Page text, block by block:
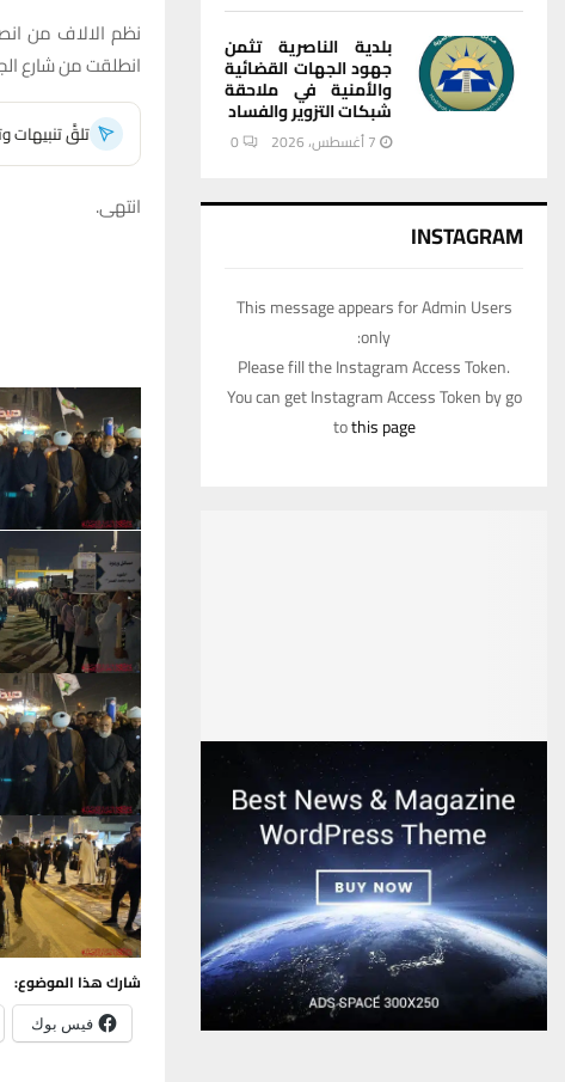
نظم الالاف من
انطلقت من شارع
تلقَّ تنبيهات
انتهى.
شارك هذا الموضوع:
فيس بوك
بلدية الناصرية تثمن
جهود الجهات القضائية
والأمنية في ملاحقة
شبكات التزوير والفساد
7 أغسطس، 2026 0
INSTAGRAM
This message appears for Admin Users
only:
Please fill the Instagram Access Token.
You can get Instagram Access Token by go
tothis page